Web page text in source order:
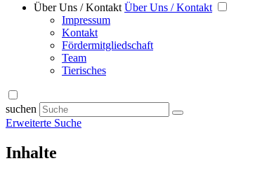
Über Uns / Kontakt Über Uns / Kontakt
Impressum
Kontakt
Fördermitgliedschaft
Team
Tierisches
suchen
Erweiterte Suche
Inhalte